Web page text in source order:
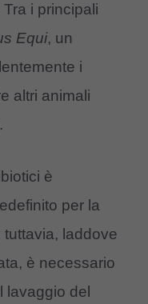
i principali
Equi, un
i
altri animali
è
per la
laddove
è necessario
lavaggio del